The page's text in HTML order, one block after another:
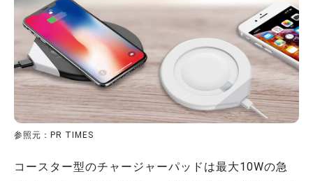
参照元：PR TIMES
コースター型のチャージャーパッドは最⼤10Wの急